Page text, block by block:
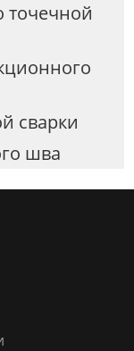
точечной
сварки
шва